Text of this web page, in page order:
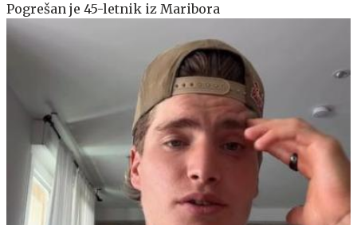
Pogrešan je 45-letnik iz Maribora